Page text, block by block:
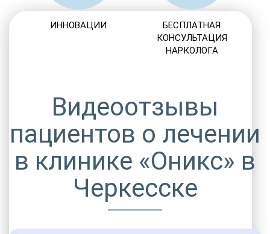
ИННОВАЦИИ
БЕСПЛАТНАЯ
КОНСУЛЬТАЦИЯ
НАРКОЛОГА
Видеоотзывы
пациентов о лечении
в клинике «Оникс» в
Черкесске